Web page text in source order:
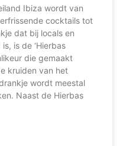
Ibiza wordt van
cocktails tot
dat bij locals en
is de ‘Hierbas
die gemaakt
kruiden van het
wordt meestal
Naast de Hierbas